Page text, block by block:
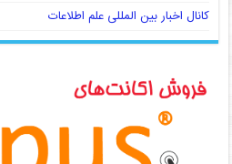
کانال اخبار بین المللی علم اطلاعات